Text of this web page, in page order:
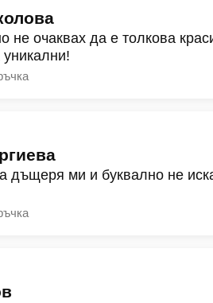
не очаквах да е толкова
уникални!
дъщеря ми и буквално не